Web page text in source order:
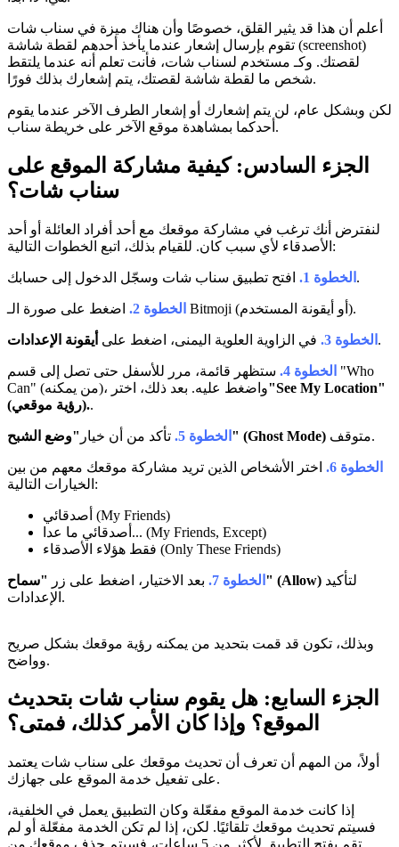
أعلم أن هذا قد يثير القلق، خصوصًا وأن هناك ميزة في سناب شات
تقوم بإرسال إشعار عندما يأخذ أحدهم لقطة شاشة (screenshot)
لقصتك. وكـ مستخدم لسناب شات، فأنت تعلم أنه عندما يلتقط
شخص ما لقطة شاشة لقصتك، يتم إشعارك بذلك فورًا.
لكن وبشكل عام، لن يتم إشعارك أو إشعار الطرف الآخر عندما يقوم
أحدكما بمشاهدة موقع الآخر على خريطة سناب.
الجزء السادس: كيفية مشاركة الموقع على
سناب شات؟
لنفترض أنك ترغب في مشاركة موقعك مع أحد أفراد العائلة أو أحد
الأصدقاء لأي سبب كان. للقيام بذلك، اتبع الخطوات التالية:
الخطوة 1. افتح تطبيق سناب شات وسجّل الدخول إلى حسابك.
الخطوة 2. اضغط على صورة الـ Bitmoji (أو أيقونة المستخدم).
الخطوة 3. في الزاوية العلوية اليمنى، اضغط على أيقونة الإعدادات .
الخطوة 4.
ستظهر قائمة، مرر للأسفل حتى تصل إلى قسم "Who
Can" (من يمكنه)، واضغط عليه. بعد ذلك، اختر"See My Location"
(رؤية موقعي)..
الخطوة 5. تأكد من أن خيار "وضع الشبح" (Ghost Mode) متوقف.
الخطوة 6.
اختر الأشخاص الذين تريد مشاركة موقعك معهم من بين
الخيارات التالية:
أصدقائي (My Friends)
أصدقائي ما عدا... (My Friends, Except)
فقط هؤلاء الأصدقاء (Only These Friends)
الخطوة 7. بعد الاختيار، اضغط على زر "سماح" (Allow)
الإعدادات.
وبذلك، تكون قد قمت بتحديد من يمكنه رؤية موقعك بشكل صريح
وواضح.
الجزء السابع: هل يقوم سناب شات بتحديث
الموقع؟ وإذا كان الأمر كذلك، فمتى؟
أولاً، من المهم أن تعرف أن تحديث موقعك على سناب شات يعتمد
على تفعيل خدمة الموقع على جهازك.
إذا كانت خدمة الموقع مفعّلة وكان التطبيق يعمل في الخلفية،
فسيتم تحديث موقعك تلقائيًا. لكن، إذا لم تكن الخدمة مفعّلة أو لم